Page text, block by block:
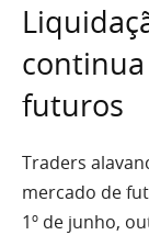
futuros
Traders
mercado de
1º de junho,